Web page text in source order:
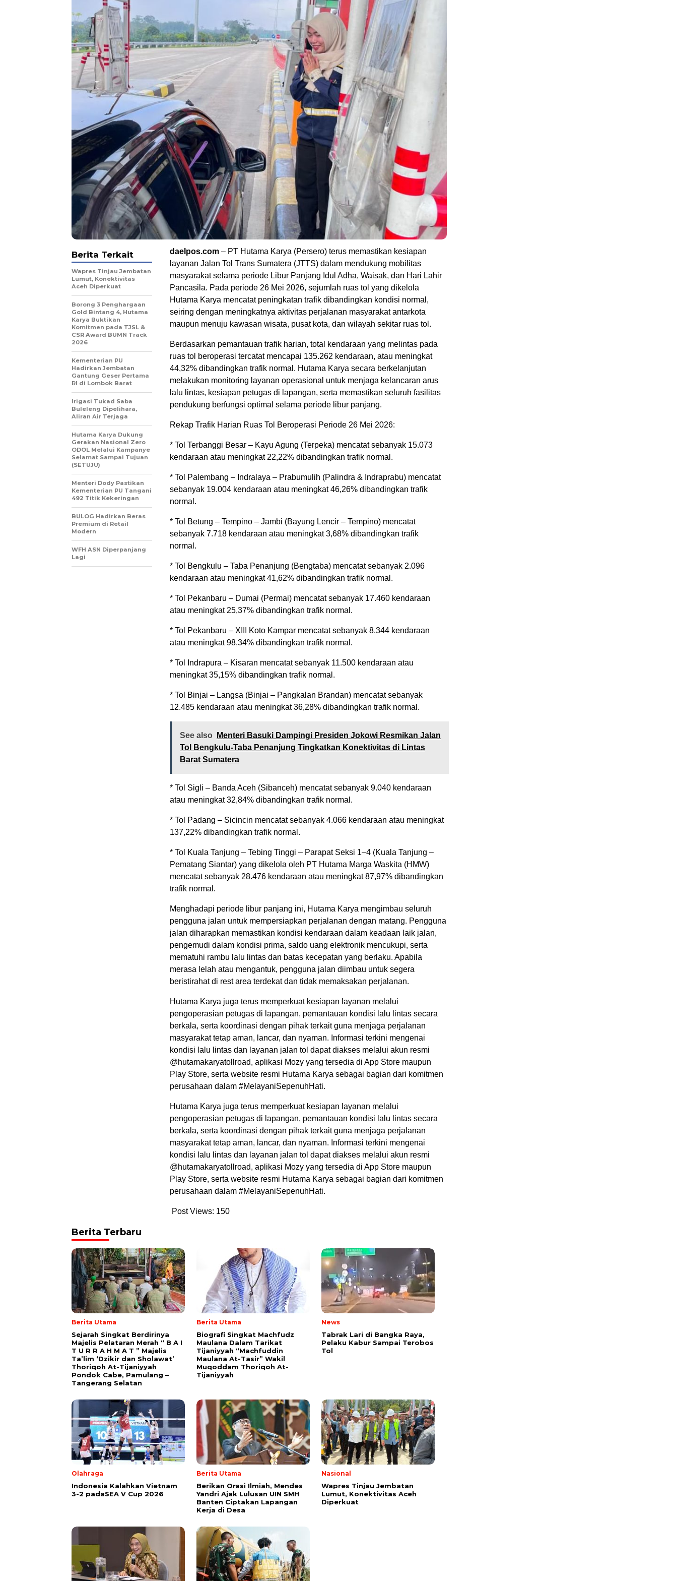
daelpos.com – PT Hutama Karya (Persero) terus memastikan kesiapan
layanan Jalan Tol Trans Sumatera (JTTS) dalam mendukung mobilitas
masyarakat selama periode Libur Panjang Idul Adha, Waisak, dan Hari Lahir
Pancasila. Pada periode 26 Mei 2026, sejumlah ruas tol yang dikelola
Hutama Karya mencatat peningkatan trafik dibandingkan kondisi normal,
seiring dengan meningkatnya aktivitas perjalanan masyarakat antarkota
maupun menuju kawasan wisata, pusat kota, dan wilayah sekitar ruas tol.
Berdasarkan pemantauan trafik harian, total kendaraan yang melintas pada
ruas tol beroperasi tercatat mencapai 135.262 kendaraan, atau meningkat
44,32% dibandingkan trafik normal. Hutama Karya secara berkelanjutan
melakukan monitoring layanan operasional untuk menjaga kelancaran arus
lalu lintas, kesiapan petugas di lapangan, serta memastikan seluruh fasilitas
pendukung berfungsi optimal selama periode libur panjang.
Rekap Trafik Harian Ruas Tol Beroperasi Periode 26 Mei 2026:
* Tol Terbanggi Besar – Kayu Agung (Terpeka) mencatat sebanyak 15.073
kendaraan atau meningkat 22,22% dibandingkan trafik normal.
* Tol Palembang – Indralaya – Prabumulih (Palindra & Indraprabu) mencatat
sebanyak 19.004 kendaraan atau meningkat 46,26% dibandingkan trafik
normal.
* Tol Betung – Tempino – Jambi (Bayung Lencir – Tempino) mencatat
sebanyak 7.718 kendaraan atau meningkat 3,68% dibandingkan trafik
normal.
* Tol Bengkulu – Taba Penanjung (Bengtaba) mencatat sebanyak 2.096
kendaraan atau meningkat 41,62% dibandingkan trafik normal.
* Tol Pekanbaru – Dumai (Permai) mencatat sebanyak 17.460 kendaraan
atau meningkat 25,37% dibandingkan trafik normal.
* Tol Pekanbaru – XIII Koto Kampar mencatat sebanyak 8.344 kendaraan
atau meningkat 98,34% dibandingkan trafik normal.
* Tol Indrapura – Kisaran mencatat sebanyak 11.500 kendaraan atau
meningkat 35,15% dibandingkan trafik normal.
* Tol Binjai – Langsa (Binjai – Pangkalan Brandan) mencatat sebanyak
12.485 kendaraan atau meningkat 36,28% dibandingkan trafik normal.
See also
Menteri Basuki Dampingi Presiden Jokowi Resmikan Jalan
Tol Bengkulu-Taba Penanjung Tingkatkan Konektivitas di Lintas
Barat Sumatera
* Tol Sigli – Banda Aceh (Sibanceh) mencatat sebanyak 9.040 kendaraan
atau meningkat 32,84% dibandingkan trafik normal.
* Tol Padang – Sicincin mencatat sebanyak 4.066 kendaraan atau meningkat
137,22% dibandingkan trafik normal.
* Tol Kuala Tanjung – Tebing Tinggi – Parapat Seksi 1–4 (Kuala Tanjung –
Pematang Siantar) yang dikelola oleh PT Hutama Marga Waskita (HMW)
mencatat sebanyak 28.476 kendaraan atau meningkat 87,97% dibandingkan
trafik normal.
Menghadapi periode libur panjang ini, Hutama Karya mengimbau seluruh
pengguna jalan untuk mempersiapkan perjalanan dengan matang. Pengguna
jalan diharapkan memastikan kondisi kendaraan dalam keadaan laik jalan,
pengemudi dalam kondisi prima, saldo uang elektronik mencukupi, serta
mematuhi rambu lalu lintas dan batas kecepatan yang berlaku. Apabila
merasa lelah atau mengantuk, pengguna jalan diimbau untuk segera
beristirahat di rest area terdekat dan tidak memaksakan perjalanan.
Hutama Karya juga terus memperkuat kesiapan layanan melalui
pengoperasian petugas di lapangan, pemantauan kondisi lalu lintas secara
berkala, serta koordinasi dengan pihak terkait guna menjaga perjalanan
masyarakat tetap aman, lancar, dan nyaman. Informasi terkini mengenai
kondisi lalu lintas dan layanan jalan tol dapat diakses melalui akun resmi
@hutamakaryatollroad, aplikasi Mozy yang tersedia di App Store maupun
Play Store, serta website resmi Hutama Karya sebagai bagian dari komitmen
perusahaan dalam #MelayaniSepenuhHati.
Hutama Karya juga terus memperkuat kesiapan layanan melalui
pengoperasian petugas di lapangan, pemantauan kondisi lalu lintas secara
berkala, serta koordinasi dengan pihak terkait guna menjaga perjalanan
masyarakat tetap aman, lancar, dan nyaman. Informasi terkini mengenai
kondisi lalu lintas dan layanan jalan tol dapat diakses melalui akun resmi
@hutamakaryatollroad, aplikasi Mozy yang tersedia di App Store maupun
Play Store, serta website resmi Hutama Karya sebagai bagian dari komitmen
perusahaan dalam #MelayaniSepenuhHati.
Post Views: 150
Berita Terkait
Wapres Tinjau Jembatan
Lumut, Konektivitas
Aceh Diperkuat
Borong 3 Penghargaan
Gold Bintang 4, Hutama
Karya Buktikan
Komitmen pada TJSL &
CSR Award BUMN Track
2026
Kementerian PU
Hadirkan Jembatan
Gantung Geser Pertama
RI di Lombok Barat
Irigasi Tukad Saba
Buleleng Dipelihara,
Aliran Air Terjaga
Hutama Karya Dukung
Gerakan Nasional Zero
ODOL Melalui Kampanye
Selamat Sampai Tujuan
(SETUJU)
Menteri Dody Pastikan
Kementerian PU Tangani
492 Titik Kekeringan
BULOG Hadirkan Beras
Premium di Retail
Modern
WFH ASN Diperpanjang
Lagi
Berita Terbaru
Berita Utama
Sejarah Singkat Berdirinya
Majelis Pelataran Merah “ B A I
T U R R A H M A T ” Majelis
Ta’lim ‘Dzikir dan Sholawat’
Thoriqoh At-Tijaniyyah
Pondok Cabe, Pamulang –
Tangerang Selatan
Berita Utama
Biografi Singkat Machfudz
Maulana Dalam Tarikat
Tijaniyyah “Machfuddin
Maulana At-Tasir” Wakil
Muqoddam Thoriqoh At-
Tijaniyyah
News
Tabrak Lari di Bangka Raya,
Pelaku Kabur Sampai Terobos
Tol
Olahraga
Indonesia Kalahkan Vietnam
3-2 padaSEA V Cup 2026
Berita Utama
Berikan Orasi Ilmiah, Mendes
Yandri Ajak Lulusan UIN SMH
Banten Ciptakan Lapangan
Kerja di Desa
Nasional
Wapres Tinjau Jembatan
Lumut, Konektivitas Aceh
Diperkuat